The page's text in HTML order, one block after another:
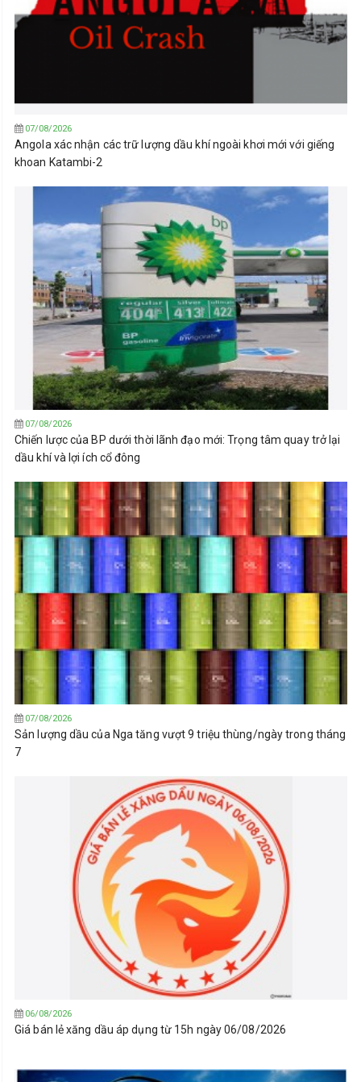
07/08/2026
Angola xác nhận các trữ lượng dầu khí ngoài khơi mới với giếng
khoan Katambi-2
07/08/2026
Chiến lược của BP dưới thời lãnh đạo mới: Trọng tâm quay trở lại
dầu khí và lợi ích cổ đông
07/08/2026
Sản lượng dầu của Nga tăng vượt 9 triệu thùng/ngày trong tháng
7
06/08/2026
Giá bán lẻ xăng dầu áp dụng từ 15h ngày 06/08/2026